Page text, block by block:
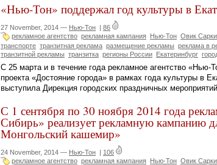
«Нью-Тон» поддержал год культуры в
27 November, 2014 — Нью-Тон | 86
рекламное агентство рекламная кампания Нью-Тон Овик
транспорте транзитная реклама размещение рекламы реклама в
транзитной рекламы транзитка регионы России Екатеринбург
С 25 марта и в течение года рекламное агентство «Нью-
проекта «Достояние города» в рамках года культуры в
выступила Дирекция городских праздничных
С 1 сентября по 30 ноября 2014 года
Сибирь» реализует рекламную кампанию
Монгольский кашемир»
24 November, 2014 — Нью-Тон | 106
рекламное агентство рекламная кампания Нью-Тон Овик